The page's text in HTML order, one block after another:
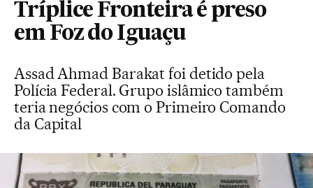
Tríplice Fronteira é preso
em Foz do Iguaçu
Assad Ahmad Barakat foi detido pela
Polícia Federal. Grupo islâmico também
teria negócios com o Primeiro Comando
da Capital